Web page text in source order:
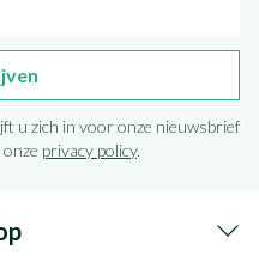
u zich in voor onze nieuwsbrief
privacy policy.